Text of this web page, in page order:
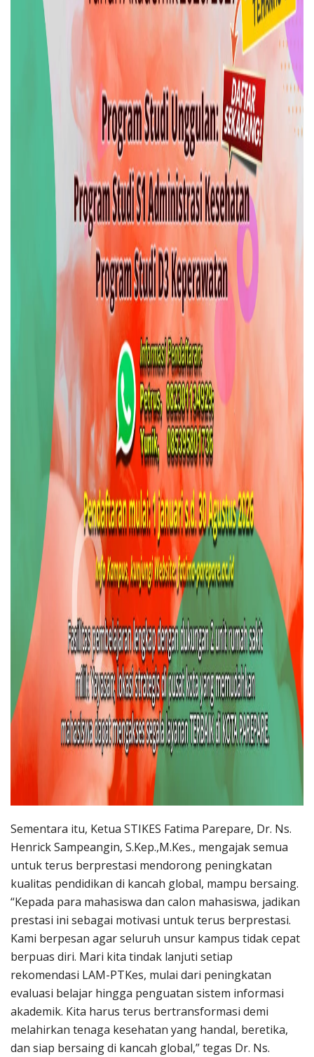
Sementara itu, Ketua STIKES Fatima Parepare, Dr. Ns.
Henrick Sampeangin, S.Kep.,M.Kes., mengajak semua
untuk terus berprestasi mendorong peningkatan
kualitas pendidikan di kancah global, mampu bersaing.
“Kepada para mahasiswa dan calon mahasiswa, jadikan
prestasi ini sebagai motivasi untuk terus berprestasi.
Kami berpesan agar seluruh unsur kampus tidak cepat
berpuas diri. Mari kita tindak lanjuti setiap
rekomendasi LAM-PTKes, mulai dari peningkatan
evaluasi belajar hingga penguatan sistem informasi
akademik. Kita harus terus bertransformasi demi
melahirkan tenaga kesehatan yang handal, beretika,
dan siap bersaing di kancah global,” tegas Dr. Ns.